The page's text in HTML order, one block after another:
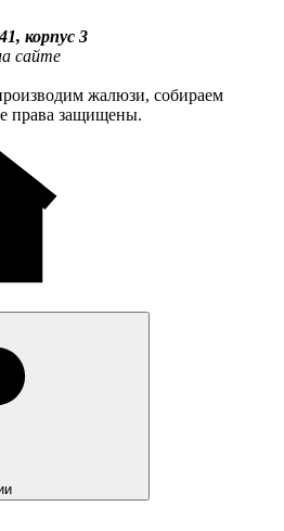
корпус 3
сайте
жалюзи, собираем
права защищены.